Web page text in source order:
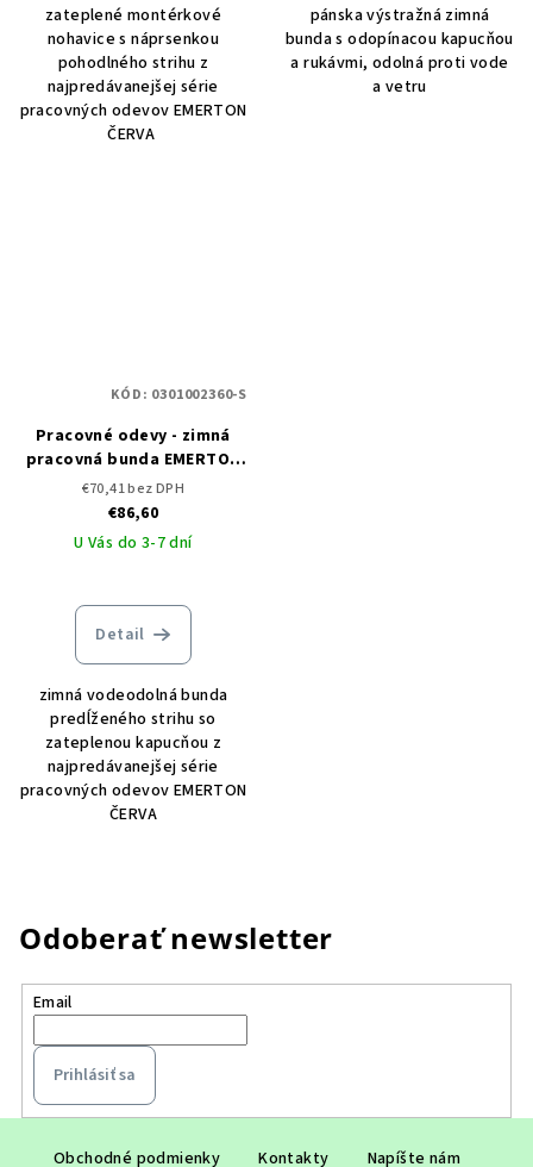
zateplené montérkové
nohavice s náprsenkou
pohodlného strihu z
najpredávanejšej série
pracovných odevov EMERTON
ČERVA
pánska výstražná zimná
bunda s odopínacou kapucňou
a rukávmi, odolná proti vode
a vetru
Pracovné odevy - zimná
pracovná bunda EMERTON
BLACK - ČERVA
€70,41 bez DPH
€86,60
U Vás do 3-7 dní
Detail
zimná vodeodolná bunda
predĺženého strihu so
zateplenou kapucňou z
najpredávanejšej série
pracovných odevov EMERTON
ČERVA
KÓD: 0301002360-S
Odoberať newsletter
Email
Prihlásiť sa
Obchodné podmienky Kontakty Napíšte nám